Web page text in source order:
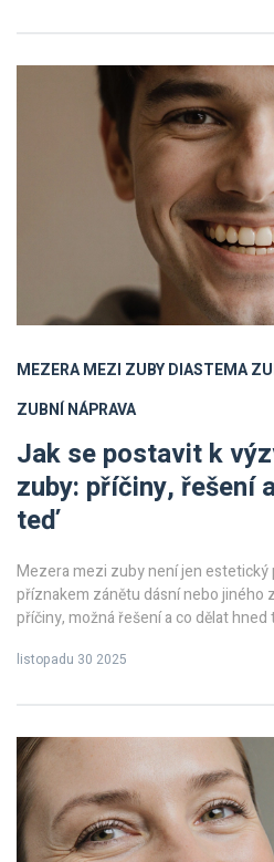
MEZERA MEZI ZUBYDIASTEMA
ZUBNÍ NÁPRAVA
Jak se postavit k
zuby: příčiny, řešení
teď
Mezera mezi zuby není jen
příznakem zánětu dásní nebo jiného
příčiny, možná řešení a co dělat hned
listopadu 30 2025